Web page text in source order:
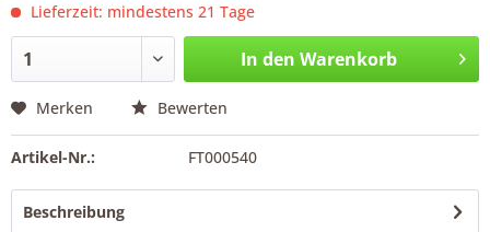
Lieferzeit: mindestens 21 Tage
In den Warenkorb
Merken Bewerten
Artikel-Nr.: FT000540
Beschreibung